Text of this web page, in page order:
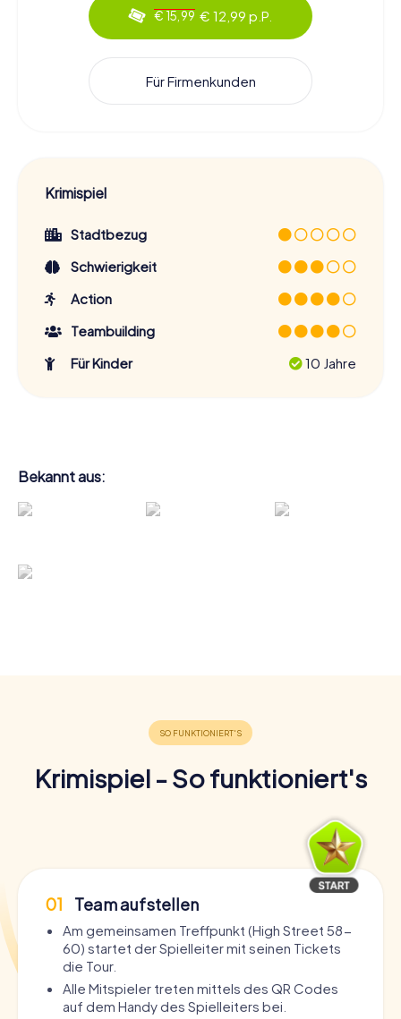
€ 15,99 € 12,99 p.P.
Für Firmenkunden
Krimispiel
Stadtbezug
Schwierigkeit
Action
Teambuilding
Für Kinder
10 Jahre
Bekannt aus:
Krimispiel - So funktioniert's
01 Team aufstellen
Am gemeinsamen Treffpunkt (High Street 58-
60) startet der Spielleiter mit seinen Tickets
die Tour.
Alle Mitspieler treten mittels des QR Codes
auf dem Handy des Spielleiters bei.